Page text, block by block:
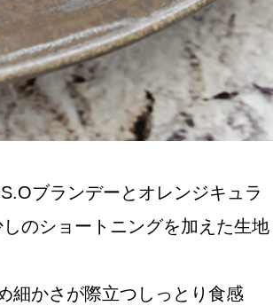
ブランデーとオレンジキュラ
のショートニングを加えた生地
細かさが際立つしっとり食感